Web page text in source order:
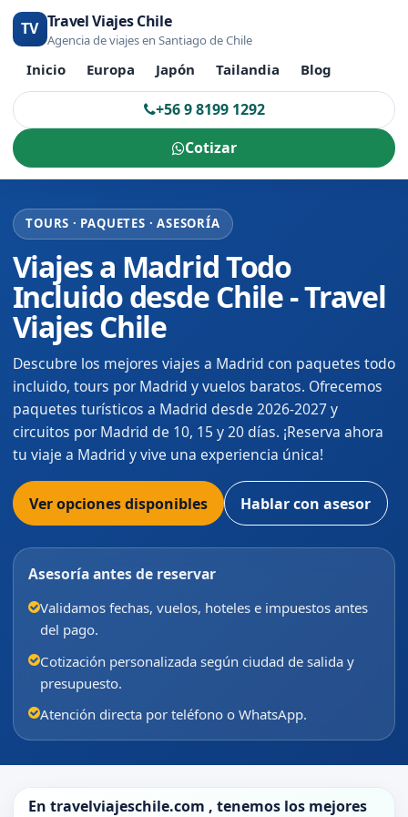
TV Travel Viajes Chile
Agencia de viajes en Santiago de Chile
Inicio Europa Japón Tailandia Blog
+56 9 8199 1292
Cotizar
TOURS · PAQUETES · ASESORÍA
Viajes a Madrid Todo
Incluido desde Chile - Travel
Viajes Chile
Descubre los mejores viajes a Madrid con paquetes todo
incluido, tours por Madrid y vuelos baratos. Ofrecemos
paquetes turísticos a Madrid desde 2026-2027 y
circuitos por Madrid de 10, 15 y 20 días. ¡Reserva ahora
tu viaje a Madrid y vive una experiencia única!
Ver opciones disponibles Hablar con asesor
Asesoría antes de reservar
Validamos fechas, vuelos, hoteles e impuestos antes
del pago.
Cotización personalizada según ciudad de salida y
presupuesto.
Atención directa por teléfono o WhatsApp.
En travelviajeschile.com , tenemos los mejores